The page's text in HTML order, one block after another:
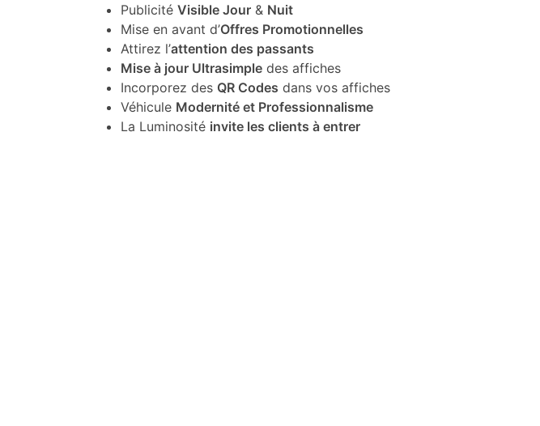
Publicité Visible Jour& Nuit
Mise en avant d’Offres Promotionnelles
Attirez l’attention des passants
Mise à jour Ultrasimpledes affiches
Incorporez des QR Codes dans vos affiches
Véhicule Modernité et Professionnalisme
La Luminosité invite les clients à entrer